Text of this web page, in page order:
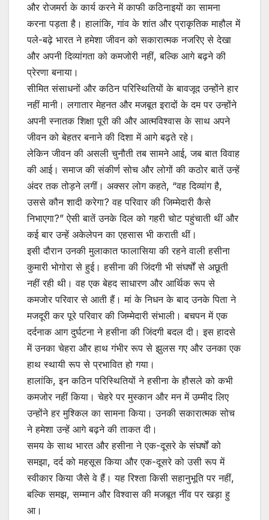
और रोजमर्रा के कार्य करने में काफी कठिनाइयों का सामना
करना पड़ता है। हालांकि, गांव के शांत और प्राकृतिक माहौल में
पले-बढ़े भारत ने हमेशा जीवन को सकारात्मक नजरिए से देखा
और अपनी दिव्यांगता को कमजोरी नहीं, बल्कि आगे बढ़ने की
प्रेरणा बनाया।
सीमित संसाधनों और कठिन परिस्थितियों के बावजूद उन्होंने हार
नहीं मानी। लगातार मेहनत और मजबूत इरादों के दम पर उन्होंने
अपनी स्नातक शिक्षा पूरी की और आत्मविश्वास के साथ अपने
जीवन को बेहतर बनाने की दिशा में आगे बढ़ते रहे।
लेकिन जीवन की असली चुनौती तब सामने आई, जब बात विवाह
की आई। समाज की संकीर्ण सोच और लोगों की कठोर बातें उन्हें
अंदर तक तोड़ने लगीं। अक्सर लोग कहते, “वह दिव्यांग है,
उससे कौन शादी करेगा? वह परिवार की जिम्मेदारी कैसे
निभाएगा?” ऐसी बातें उनके दिल को गहरी चोट पहुंचाती थीं और
कई बार उन्हें अकेलेपन का एहसास भी कराती थीं।
इसी दौरान उनकी मुलाकात फालासिया की रहने वाली हसीना
कुमारी भोगोरा से हुई। हसीना की जिंदगी भी संघर्षों से अछूती
नहीं रही थी। वह एक बेहद साधारण और आर्थिक रूप से
कमजोर परिवार से आती हैं। मां के निधन के बाद उनके पिता ने
मजदूरी कर पूरे परिवार की जिम्मेदारी संभाली। बचपन में एक
दर्दनाक आग दुर्घटना ने हसीना की जिंदगी बदल दी। इस हादसे
में उनका चेहरा और हाथ गंभीर रूप से झुलस गए और उनका एक
हाथ स्थायी रूप से प्रभावित हो गया।
हालांकि, इन कठिन परिस्थितियों ने हसीना के हौसले को कभी
कमजोर नहीं किया। चेहरे पर मुस्कान और मन में उम्मीद लिए
उन्होंने हर मुश्किल का सामना किया। उनकी सकारात्मक सोच
ने हमेशा उन्हें आगे बढ़ने की ताकत दी।
समय के साथ भारत और हसीना ने एक-दूसरे के संघर्षों को
समझा, दर्द को महसूस किया और एक-दूसरे को उसी रूप में
स्वीकार किया जैसे वे हैं। यह रिश्ता किसी सहानुभूति पर नहीं,
बल्कि समझ, सम्मान और विश्वास की मजबूत नींव पर खड़ा हु
आ।